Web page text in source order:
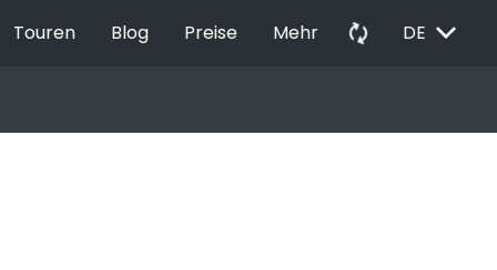
Touren Blog Preise Mehr autorenew DE EXPAND_MORE